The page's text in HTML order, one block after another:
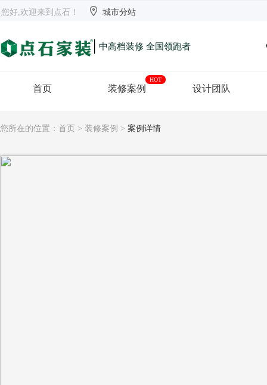
欢迎来到点石  长沙 【切换】
您好,欢迎来到点石！  城市分站
| 中高档装修 全国领跑者
首页 装修案例
HOT
设计团队
您所在的位置： 首页 > 装修案例 > 案例详情